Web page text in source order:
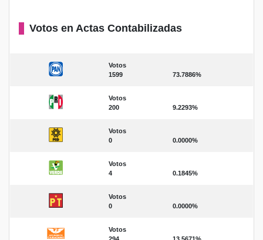
Votos en Actas Contabilizadas
Votos
1599
73.7886%
Votos
200
9.2293%
Votos
0
0.0000%
Votos
4
0.1845%
Votos
0
0.0000%
Votos